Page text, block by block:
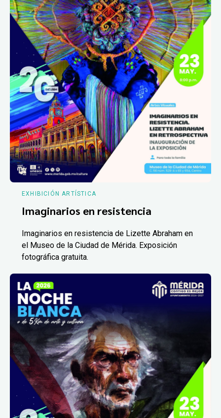
EXHIBICIÓN ARTÍSTICA
Imaginarios en resistencia
Imaginarios en resistencia de Lizette Abraham en
el Museo de la Ciudad de Mérida. Exposición
fotográfica gratuita.